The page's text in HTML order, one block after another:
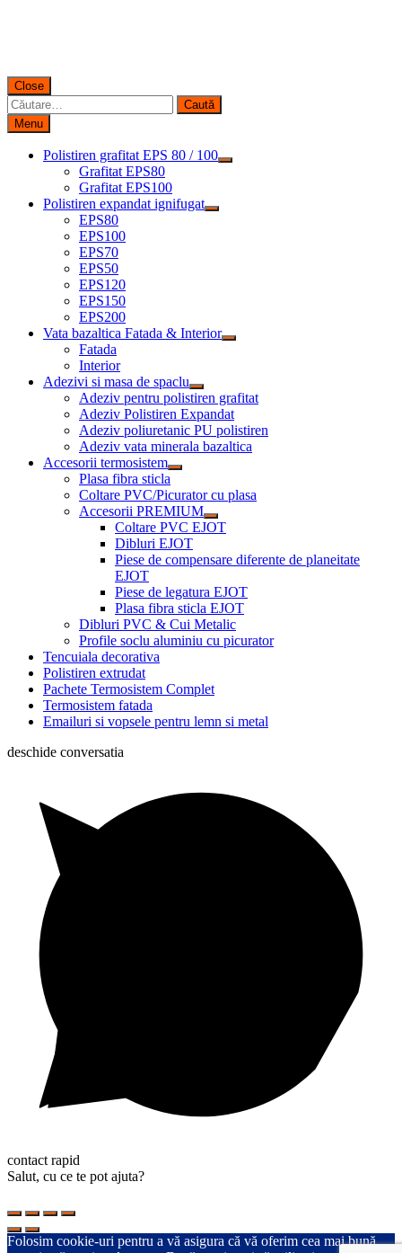
Close
Caută
după:
Menu
Polistiren grafitat EPS 80 / 100
Grafitat EPS80
Grafitat EPS100
Polistiren expandat ignifugat
EPS80
EPS100
EPS70
EPS50
EPS120
EPS150
EPS200
Vata bazaltica Fatada & Interior
Fatada
Interior
Adezivi si masa de spaclu
Adeziv pentru polistiren grafitat
Adeziv Polistiren Expandat
Adeziv poliuretanic PU polistiren
Adeziv vata minerala bazaltica
Accesorii termosistem
Plasa fibra sticla
Coltare PVC/Picurator cu plasa
Accesorii PREMIUM
Coltare PVC EJOT
Dibluri EJOT
Piese de compensare diferente de planeitate
EJOT
Piese de legatura EJOT
Plasa fibra sticla EJOT
Dibluri PVC & Cui Metalic
Profile soclu aluminiu cu picurator
Tencuiala decorativa
Polistiren extrudat
Pachete Termosistem Complet
Termosistem fatada
Emailuri si vopsele pentru lemn si metal
deschide conversatia
contact rapid
Salut, cu ce te pot ajuta?
Folosim cookie-uri pentru a vă asigura că vă oferim cea mai bună